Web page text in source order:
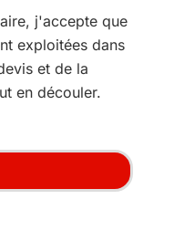
j'accepte que
exploitées dans
et de la
en découler.